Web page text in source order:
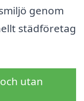
genom
städföretag
utan